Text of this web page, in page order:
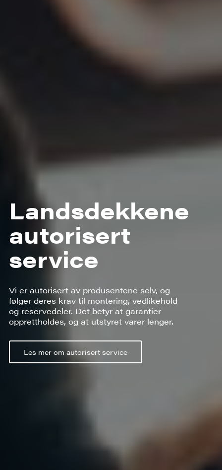
Landsdekkene
autorisert
service
Vi er autorisert av produsentene selv, og
følger deres krav til montering, vedlikehold
og reservedeler. Det betyr at garantier
opprettholdes, og at utstyret varer lenger.
Les mer om autorisert service